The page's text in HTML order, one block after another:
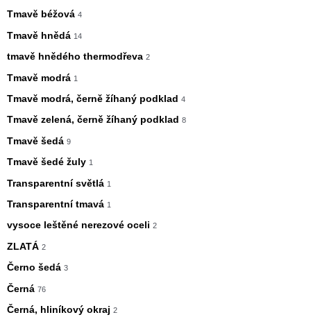
Tmavě béžová 4
Tmavě hnědá 14
tmavě hnědého thermodřeva 2
Tmavě modrá 1
Tmavě modrá, černě žíhaný podklad 4
Tmavě zelená, černě žíhaný podklad 8
Tmavě šedá 9
Tmavě šedé žuly 1
Transparentní světlá 1
Transparentní tmavá 1
vysoce leštěné nerezové oceli 2
ZLATÁ 2
Černo šedá 3
Černá 76
Černá, hliníkový okraj 2